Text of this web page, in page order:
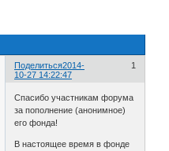
Поделиться 1
2014-
10-27 14:22:47
Спасибо участникам форума
за пополнение (анонимное)
его фонда!
В настоящее время в фонде